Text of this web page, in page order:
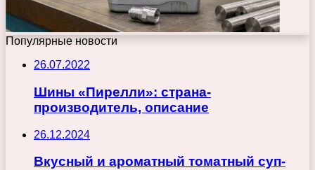
Популярные новости
26.07.2022
Шины «Пирелли»: страна-
производитель, описание
26.12.2024
Вкусный и ароматный томатный суп-